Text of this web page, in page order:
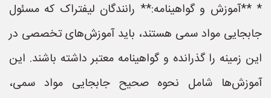
* **آموزش و گواهینامه:** رانندگان لیفتراک که مسئول
جابجایی مواد سمی هستند، باید آموزش‌های تخصصی در
این زمینه را گذرانده و گواهینامه معتبر داشته باشند. این
آموزش‌ها شامل نحوه صحیح جابجایی مواد سمی،